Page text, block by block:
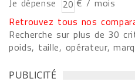
Retrouvez tous nos
Recherche sur plus de 30
poids, taille, opérateur,
PUBLICITÉ